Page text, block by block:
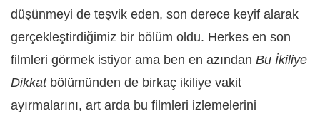
düşünmeyi de teşvik eden, son derece keyif alarak
gerçekleştirdiğimiz bir bölüm oldu. Herkes en son
filmleri görmek istiyor ama ben en azından Bu İkiliye
Dikkatbölümünden de birkaç ikiliye vakit
ayırmalarını, art arda bu filmleri izlemelerini